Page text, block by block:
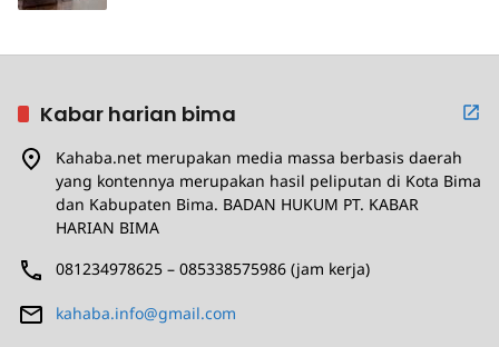
Kabar harian bima
Kahaba.net merupakan media massa berbasis daerah
yang kontennya merupakan hasil peliputan di Kota Bima
dan Kabupaten Bima. BADAN HUKUM PT. KABAR
HARIAN BIMA
081234978625 – 085338575986 (jam kerja)
kahaba.info@gmail.com